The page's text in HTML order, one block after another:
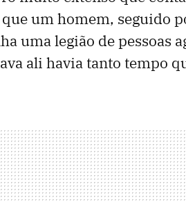
um homem, seguido
uma legião de pessoas
ali havia tanto tempo